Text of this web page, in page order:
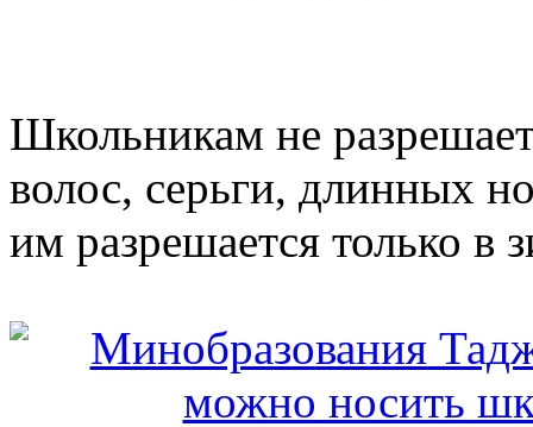
Школьникам не
волос, серьги, длинных
им разрешается только в